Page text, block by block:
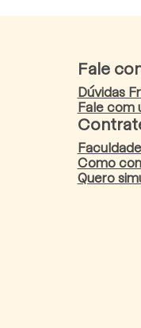
Fale
Dúvidas
Fale com
Como
Quero